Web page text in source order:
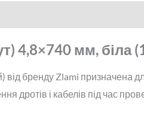
4,8×740 мм, біла
бренду Zlami призначена
дротів і кабелів під час